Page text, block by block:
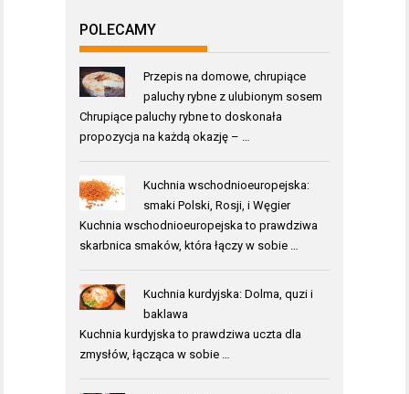
POLECAMY
Przepis na domowe, chrupiące
paluchy rybne z ulubionym sosem
Chrupiące paluchy rybne to doskonała
propozycja na każdą okazję – …
Kuchnia wschodnioeuropejska:
smaki Polski, Rosji, i Węgier
Kuchnia wschodnioeuropejska to prawdziwa
skarbnica smaków, która łączy w sobie …
Kuchnia kurdyjska: Dolma, quzi i
baklawa
Kuchnia kurdyjska to prawdziwa uczta dla
zmysłów, łącząca w sobie …